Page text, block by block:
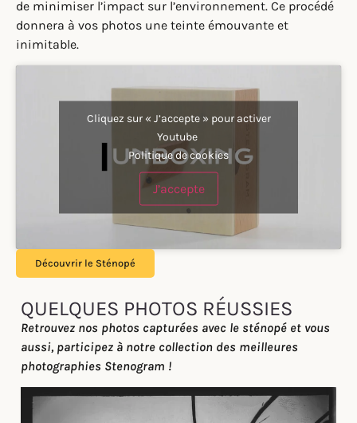
ou encore le chlorure de sodium (sel marin) rentrent
dans la composition de nos produits en vue
de minimiser l’impact sur l’environnement. Ce procédé
donnera à vos photos une teinte émouvante et
Cliquez sur « J’accepte » pour activer
Politique de cookies
J’accepte
Découvrir le Sténopé
QUELQUES PHOTOS RÉUSSIES
Retrouvez nos photos capturées avec le sténopé et vous
aussi, participez à notre collection des meilleures
photographies Stenogram !